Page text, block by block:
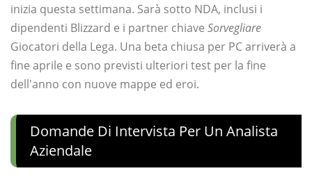
inizia questa settimana. Sarà sotto NDA, inclusi i
dipendenti Blizzard e i partner chiave Sorvegliare
Giocatori della Lega. Una beta chiusa per PC arriverà a
fine aprile e sono previsti ulteriori test per la fine
dell'anno con nuove mappe ed eroi.
Domande Di Intervista Per Un Analista
Aziendale